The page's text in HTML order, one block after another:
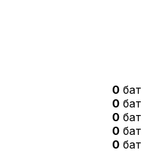
0 бат
0 бат
0 бат
0 бат
0 бат